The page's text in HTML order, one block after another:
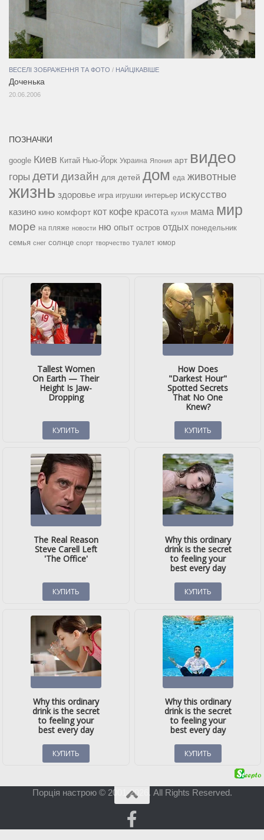
ВЕСЕЛІ ЗОБРАЖЕННЯ ТА ФОТО / НАЙЦІКАВІШЕ
Доченька
20.06.2006
ПОЗНАЧКИ
google Киев Китай Нью-Йорк Украина Япония арт видео
горы дети дизайн для детей дом еда животные
жизнь здоровье игра игрушки интерьер искусство
казино кино комфорт кот кофе красота кухня мама мир
море на пляже новости ню опыт остров отдых понедельник
семья снег солнце спорт творчество туалет юмор
Порція настрою © 2001-2026. All Rights Reserved.